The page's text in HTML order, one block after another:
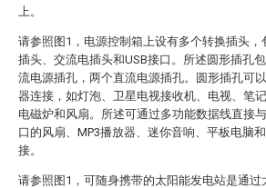
上。
请参照图1，电源控制箱上设有多个转换插头，
插头、交流电插头和USB接口。所述圆形插孔
流电源插孔，两个直流电源插孔。圆形插孔可
器连接，如灯泡、卫星电视接收机、电视、笔记
电磁炉和风扇。所述可通过多功能数据线直接
口的风扇、MP3播放器、迷你音响、平板电脑
接。
请参照图1，可随身携带的太阳能发电站是通过